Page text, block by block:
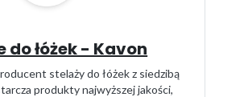
do łóżek - Kavon
stelaży do łóżek z siedzibą
produkty najwyższej jakości,